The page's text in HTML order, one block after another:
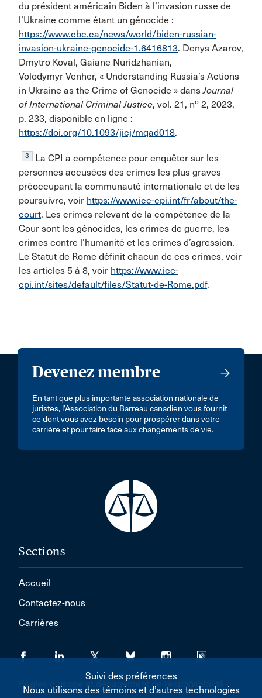
du président américain Biden à l’invasion russe de
l’Ukraine comme étant un génocide :
https://www.cbc.ca/news/world/biden-russian-
invasion-ukraine-genocide-1.6416813. Denys Azarov,
Dmytro Koval, Gaiane Nuridzhanian,
Volodymyr Venher, « Understanding Russia’s Actions
in Ukraine as the Crime of Genocide » dansJournal
of International Criminal Justice, vol. 21, no 2, 2023,
p. 233, disponible en ligne :
https://doi.org/10.1093/jicj/mqad018.
3
La CPI a compétence pour enquêter sur les
personnes accusées des crimes les plus graves
préoccupant la communauté internationale et de les
poursuivre, voir https://www.icc-cpi.int/fr/about/the-
court. Les crimes relevant de la compétence de la
Cour sont les génocides, les crimes de guerre, les
crimes contre l’humanité et les crimes d’agression.
Le Statut de Rome définit chacun de ces crimes, voir
les articles 5 à 8, voir https://www.icc-
cpi.int/sites/default/files/Statut-de-Rome.pdf.
Devenez membre
En tant que plus importante association nationale de
juristes, l’Association du Barreau canadien vous fournit
ce dont vous avez besoin pour prospérer dans votre
carrière et pour faire face aux changements de vie.
Sections
Accueil
Contactez-nous
Carrières
Règles d'usage et dégagement de responsabilité
Suivi des préférences
Nous utilisons des témoins et d’autres technologies